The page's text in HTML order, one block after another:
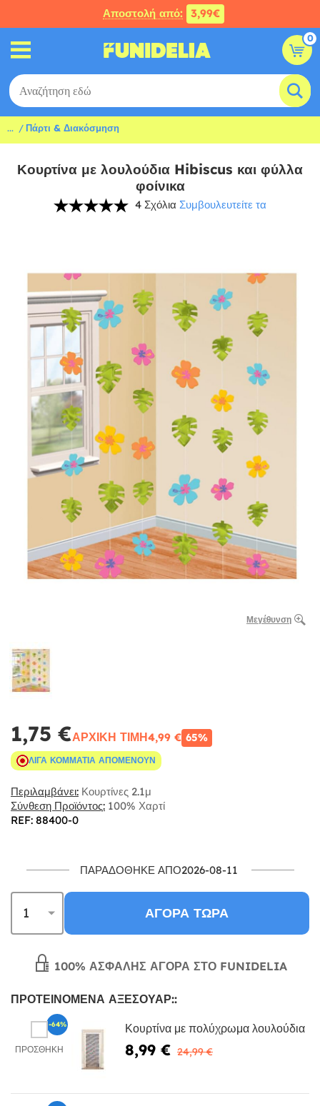
Αποστολή από: 3,99€
0
... Πάρτι & Διακόσμηση
Κουρτίνα με λουλούδια Hibiscus και φύλλα
φοίνικα
4 Σχόλια Συμβουλευτείτε τα
Μεγέθυνση
1,75 €ΑΡΧΙΚΉ ΤΙΜΉ4,99 € 65%
ΛΊΓΑ ΚΟΜΜΆΤΙΑ ΑΠΟΜΈΝΟΥΝ
Περιλαμβάνει: Κουρτίνες 2.1μ
Σύνθεση Προϊόντος: 100% Χαρτί
REF: 88400-0
ΠΑΡΑΔΌΘΗΚΕ ΑΠΌ2026-08-11
ΑΓΟΡΆ ΤΏΡΑ
100% ΑΣΦΑΛΉΣ ΑΓΟΡΆ ΣΤΟ FUNIDELIA
ΠΡΟΤΕΙΝΌΜΕΝΑ ΑΞΕΣΟΥΆΡ::
ΠΡΟΣΘΉΚΗ
Κουρτίνα με πολύχρωμα λουλούδια
8,99 € 24,99 €
-64%